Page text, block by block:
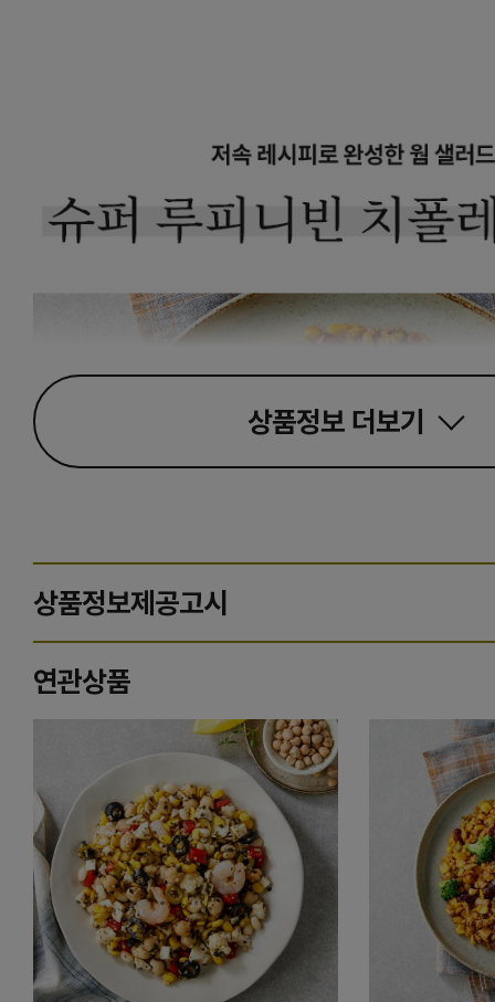
상품정보 더보기
상품정보제공고시
연관상품